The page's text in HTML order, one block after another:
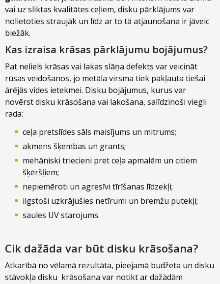
vai uz sliktas kvalitātes ceļiem, disku pārklājums var
nolietoties straujāk un līdz ar to tā atjaunošana ir jāveic
biežāk.
Kas izraisa krāsas pārklājumu bojājumus?
Pat neliels krāsas vai lakas slāņa defekts var veicināt
rūsas veidošanos, jo metāla virsma tiek pakļauta tiešai
ārējās vides ietekmei. Disku bojājumus, kurus var
novērst disku krāsošana vai lakošana, salīdzinoši viegli
rada:
ceļa pretslīdes sāls maisījums un mitrums;
akmens šķembas un grants;
mehāniski triecieni pret ceļa apmalēm un citiem
šķēršļiem;
nepiemēroti un agresīvi tīrīšanas līdzekļi;
ilgstoši uzkrājušies netīrumi un bremžu putekļi;
saules UV starojums.
Cik dažāda var būt disku krāsošana?
Atkarībā no vēlamā rezultāta, pieejamā budžeta un disku
stāvokļa disku krāsošana var notikt ar dažādām